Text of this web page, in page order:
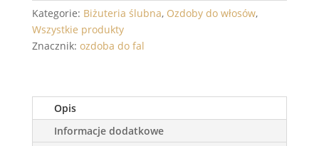
do
włosów
nad
Kategorie: Biżuteria ślubna, Ozdoby do włosów,
Wszystkie produkty
Znacznik: ozdoba do fal
Opis
Informacje dodatkowe